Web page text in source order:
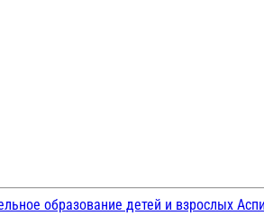
образование детей и взрослых